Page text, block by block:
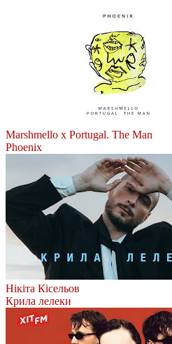
Marshmello x Portugal. The Man
Phoenix
Нікіта Кісельов
Крила лелеки